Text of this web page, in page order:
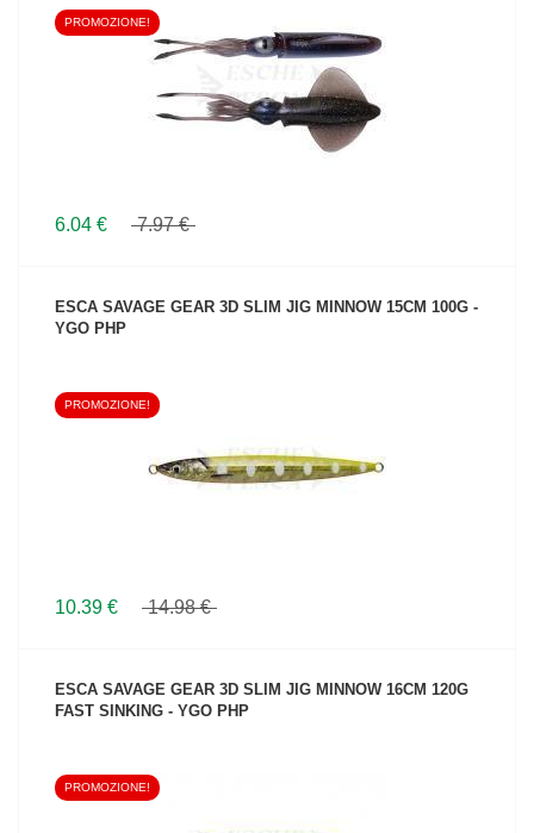
VEDI IL PRODOTTO
PROMOZIONE!
6.04 € 7.97 €
ESCA SAVAGE GEAR 3D SLIM JIG MINNOW 15CM 100G -
YGO PHP
PROMOZIONE!
10.39 € 14.98 €
ESCA SAVAGE GEAR 3D SLIM JIG MINNOW 16CM 120G
FAST SINKING - YGO PHP
PROMOZIONE!